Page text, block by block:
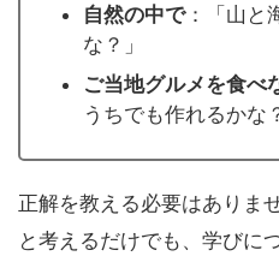
自然の中で：「山と
な？」
ご当地グルメを食べ
うちでも作れるかな
正解を教える必要はありま
と考えるだけでも、学びに